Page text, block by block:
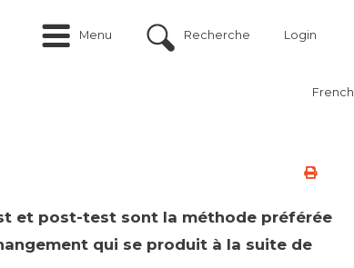
Menu Recherche Login
French
et post-test sont la méthode préférée
qui se produit à la suite de